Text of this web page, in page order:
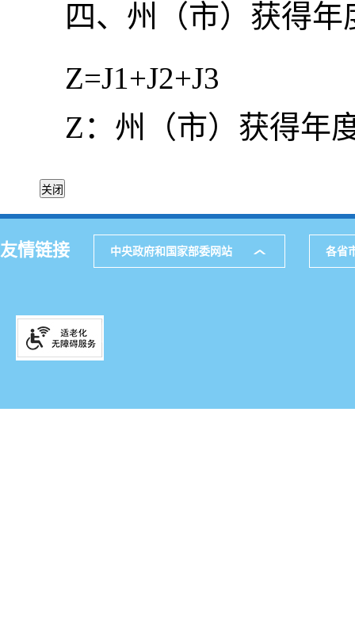
四、州（市）获得
Z=J1+J2+J3
Z：州（市）获得年
友情链接 中央政府和国家部委网站 各省
滇